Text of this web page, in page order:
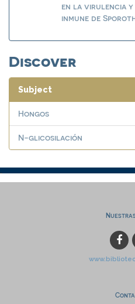
en la virulencia
inmune de
Discover
Subject
Hongos
N-glicosilación